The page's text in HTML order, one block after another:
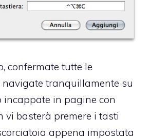
confermate tutte le
tranquillamente su
incappate in pagine con
vi basterà premere i tasti
appena impostata